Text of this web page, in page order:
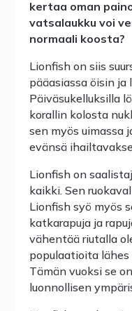
kertaa oman
vatsalaukku voi
normaali koosta?
Lionfish on siis
pääasiassa öisin ja
Päiväsukelluksilla
korallin kolosta
sen myös uimassa
evänsä
Lionfish on
kaikki. Sen
Lionfish syö myös
katkarapuja ja
vähentää riutalla
populaatioita
Tämän vuoksi se
luonnollisen